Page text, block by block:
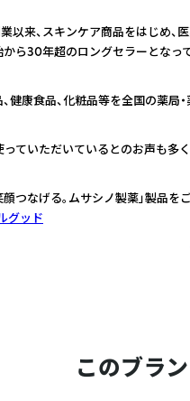
以来、スキンケア商品をはじめ、
から30年超のロングセラーとなっ
、健康食品、化粧品等を全国の薬局
ていただいているとのお声も多
顔つなげる。ムサシノ製薬」製品
グッド
このブラ